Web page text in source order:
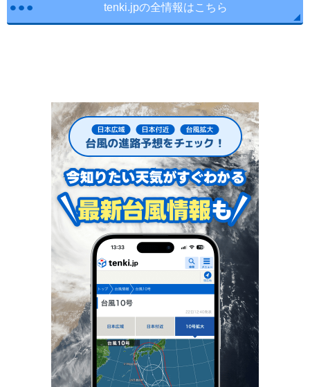
tenki.jpの全情報はこちら